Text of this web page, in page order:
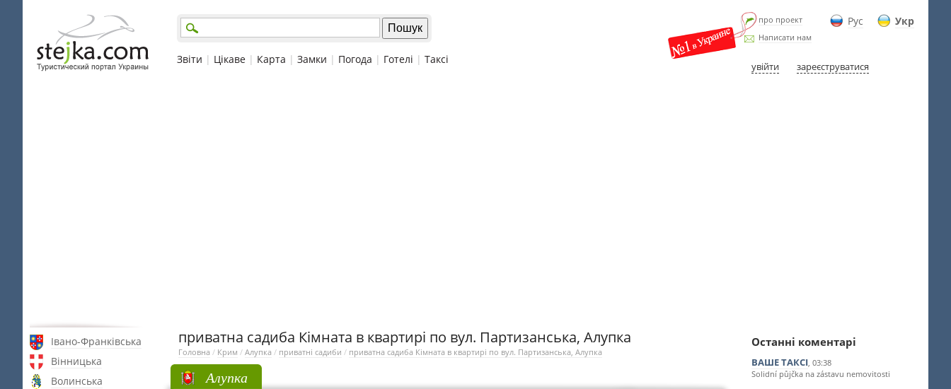
Рус Укр
про проект
Написати нам
увійти зареєструватися
Звіти | Цікаве | Карта | Замки | Погода | Готелі | Таксі
Івано-Франківська
Вінницька
Волинська
приватна садиба Кімната в квартирі по вул. Партизанська, Алупка
Головна / Крим / Алупка / приватні садиби / приватна садиба Кімната в квартирі по вул. Партизанська, Алупка
Алупка
Останні коментарі
ВАШЕ ТАКСІ, 03:38
Solidní půjčka na zástavu nemovitosti